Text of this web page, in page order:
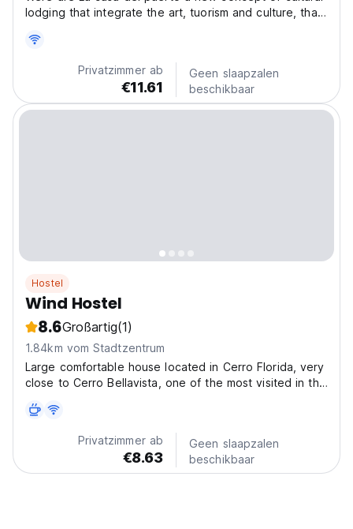
lodging that integrate the art, tuorism and culture, that
place. This house has been restaurated, maintenemed
of original design created in 1869...
Privatzimmer ab
€11.61
Geen slaapzalen
beschikbaar
Hostel
Wind Hostel
8.6Großartig(1)
1.84km vom Stadtzentrum
Large comfortable house located in Cerro Florida, very
close to Cerro Bellavista, one of the most visited in the
vertex. Among the attractions that these hills share are
La Sebastiana, one of Pablo Neruda's...
Privatzimmer ab
€8.63
Geen slaapzalen
beschikbaar